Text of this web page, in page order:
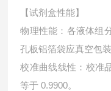
【试剂盒性能】
物理性能：各液体组
孔板铝箔袋应真空包
校准曲线线性：校准
等于 0.9900。